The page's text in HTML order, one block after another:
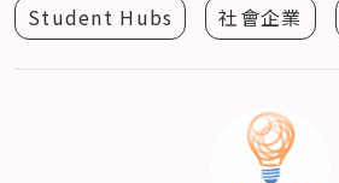
Student Hubs 社會企業